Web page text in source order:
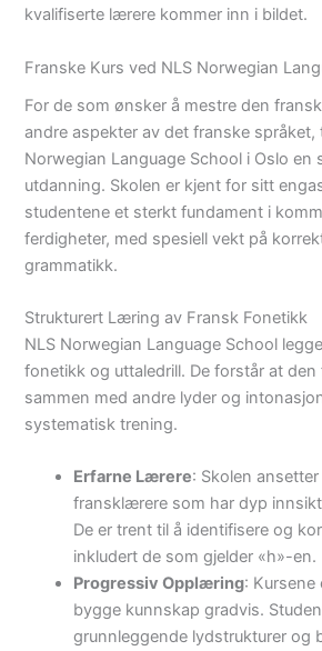
kvalifiserte lærere kommer inn i bildet.
Franske Kurs ved NLS Norwegian
For de som ønsker å mestre den
andre aspekter av det franske språket,
Norwegian Language School i Oslo en
utdanning. Skolen er kjent for sitt
studentene et sterkt fundament i
ferdigheter, med spesiell vekt på
grammatikk.
Strukturert Læring av Fransk Fonetikk
NLS Norwegian Language School
fonetikk og uttaledrill. De forstår at
sammen med andre lyder og
systematisk trening.
Erfarne Lærere: Skolen
fransklærere som har dyp
De er trent til å identifisere og
inkludert de som gjelder «h»-en.
Progressiv Opplæring: Kursene
bygge kunnskap gradvis.
grunnleggende lydstrukturer og